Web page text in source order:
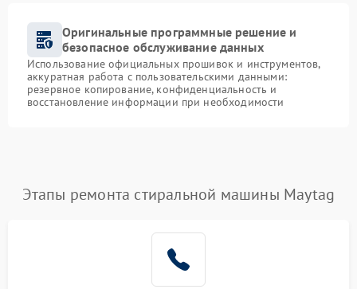
Оригинальные программные решение и
безопасное обслуживание данных
Использование официальных прошивок и инструментов,
аккуратная работа с пользовательскими данными:
резервное копирование, конфиденциальность и
восстановление информации при необходимости
Этапы ремонта стиральной машины Maytag